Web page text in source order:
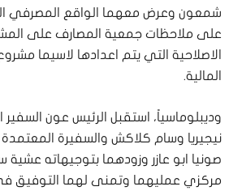
شمعون وعرض معهما الواقع المصرفي
على ملاحظات جمعية المصارف على
الاصلاحية التي يتم اعدادها لاسيما
المالية.
وديبلوماسياً، استقبل الرئيس عون
نيجيريا وسام كلاكش والسفيرة المعتمدة
صونيا ابو عازر وزودهما بتوجيهاته
مركزي عمليهما وتمنى لهما التوفيق